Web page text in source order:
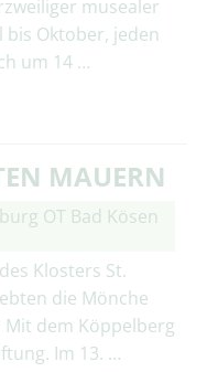
musealer
Oktober, jeden
um 14 …
MAUERN
OT Bad Kösen
Klosters St.
die Mönche
Mit dem Köppelberg
Im 13. …